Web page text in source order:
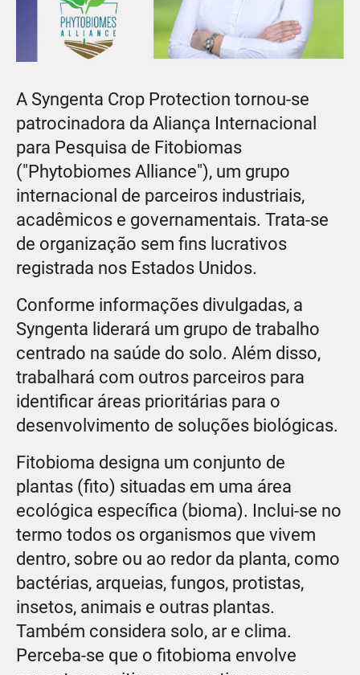
A Syngenta Crop Protection tornou-se
patrocinadora da Aliança Internacional
para Pesquisa de Fitobiomas
("Phytobiomes Alliance"), um grupo
internacional de parceiros industriais,
acadêmicos e governamentais. Trata-se
de organização sem fins lucrativos
registrada nos Estados Unidos.
Conforme informações divulgadas, a
Syngenta liderará um grupo de trabalho
centrado na saúde do solo. Além disso,
trabalhará com outros parceiros para
identificar áreas prioritárias para o
desenvolvimento de soluções biológicas.
Fitobioma designa um conjunto de
plantas (fito) situadas em uma área
ecológica específica (bioma). Inclui-se no
termo todos os organismos que vivem
dentro, sobre ou ao redor da planta, como
bactérias, arqueias, fungos, protistas,
insetos, animais e outras plantas.
Também considera solo, ar e clima.
Perceba-se que o fitobioma envolve